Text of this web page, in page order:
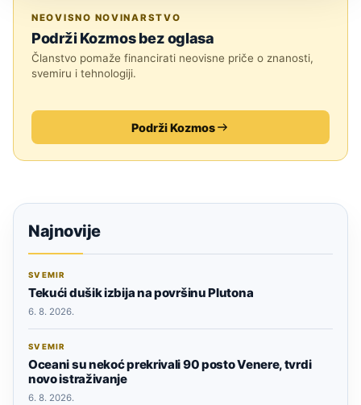
NEOVISNO NOVINARSTVO
Podrži Kozmos bez oglasa
Članstvo pomaže financirati neovisne priče o znanosti,
svemiru i tehnologiji.
Podrži Kozmos
Najnovije
SVEMIR
Tekući dušik izbija na površinu Plutona
6. 8. 2026.
SVEMIR
Oceani su nekoć prekrivali 90 posto Venere, tvrdi
novo istraživanje
6. 8. 2026.